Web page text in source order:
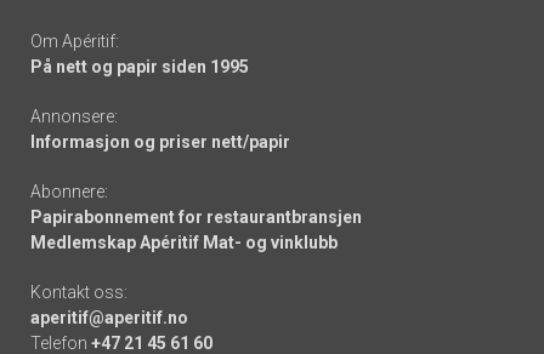
Om Apéritif:
På nett og papir siden 1995
Annonsere:
Informasjon og priser nett/papir
Abonnere:
Papirabonnement for restaurantbransjen
Medlemskap Apéritif Mat- og vinklubb
Kontakt oss:
aperitif@aperitif.no
Telefon +47 21 45 61 60